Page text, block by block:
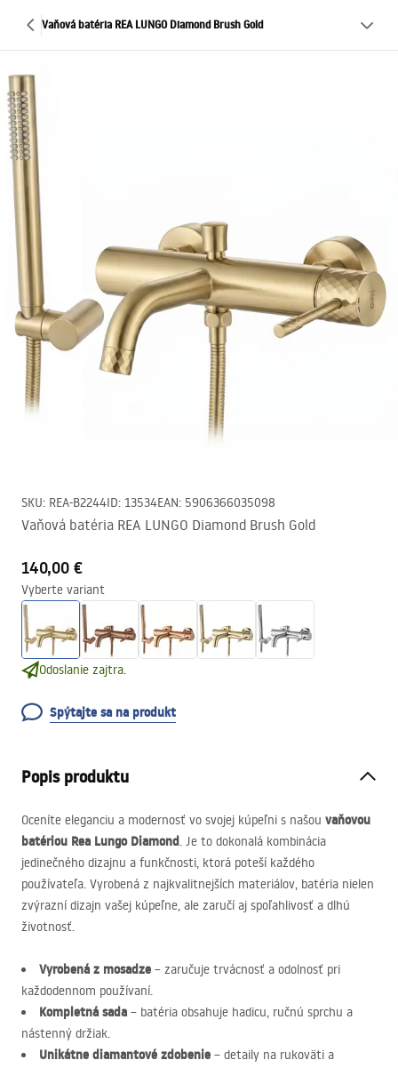
Vaňová batéria REA LUNGO Diamond Brush Gold
SKU: REA-B2244ID: 13534EAN: 5906366035098
Vaňová batéria REA LUNGO Diamond Brush Gold
140,00 €
Vyberte variant
Odoslanie zajtra.
Spýtajte sa na produkt
Popis produktu
Oceníte eleganciu a modernosť vo svojej kúpeľni s našou vaňovou
batériou Rea Lungo Diamond. Je to dokonalá kombinácia
jedinečného dizajnu a funkčnosti, ktorá poteší každého
používateľa. Vyrobená z najkvalitnejších materiálov, batéria nielen
zvýrazní dizajn vašej kúpeľne, ale zaručí aj spoľahlivosť a dlhú
životnosť.
Vyrobená z mosadze – zaručuje trvácnosť a odolnosť pri
každodennom používaní.
Kompletná sada – batéria obsahuje hadicu, ručnú sprchu a
nástenný držiak.
Unikátne diamantové zdobenie – detaily na rukoväti a